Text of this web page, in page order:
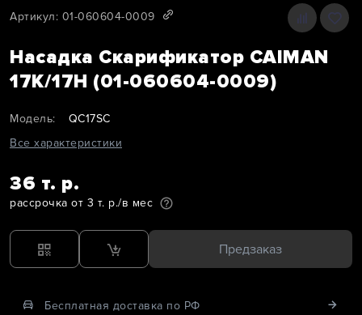
Артикул: 01-060604-0009
Насадка Скарификатор CAIMAN
17K/17H (01-060604-0009)
Модель:
QC17SC
Все характеристики
36 т. р.
рассрочка от 3 т. р./в мес
Предзаказ
Бесплатная доставка по РФ